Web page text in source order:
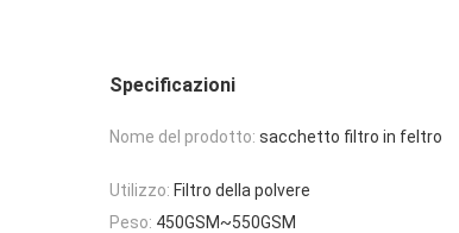
Specificazioni
Nome del prodotto: sacchetto filtro in feltro
Utilizzo: Filtro della polvere
Peso: 450GSM~550GSM